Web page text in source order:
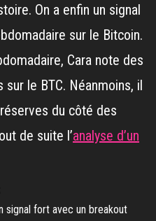
On a enfin un signal
sur le Bitcoin.
Cara note des
le BTC. Néanmoins, il
du côté des
de suite l’analyse d’un
signal fort avec un breakout